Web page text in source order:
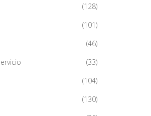
(128)
(101)
(46)
(33)
(104)
(130)